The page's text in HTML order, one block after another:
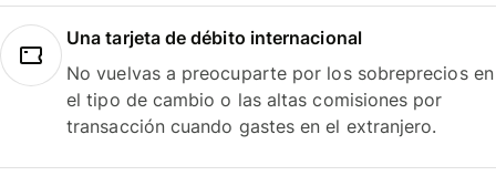
Una tarjeta de débito internacional
No vuelvas a preocuparte por los sobreprecios en
el tipo de cambio o las altas comisiones por
transacción cuando gastes en el extranjero.